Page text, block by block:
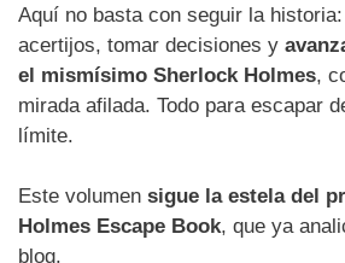
Aquí no basta con seguir la
acertijos, tomar decisiones y
el mismísimo Sherlock Holmes,
mirada afilada. Todo para escapar
límite.
Este volumen sigue la estela del
Holmes Escape Book, que ya
blog.